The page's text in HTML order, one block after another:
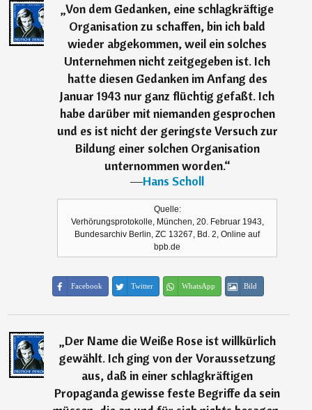
„Von dem Gedanken, eine schlagkräftige
Organisation zu schaffen, bin ich bald
wieder abgekommen, weil ein solches
Unternehmen nicht zeitgegeben ist. Ich
hatte diesen Gedanken im Anfang des
Januar 1943 nur ganz flüchtig gefaßt. Ich
habe darüber mit niemanden gesprochen
und es ist nicht der geringste Versuch zur
Bildung einer solchen Organisation
unternommen worden.“
―Hans Scholl
Quelle:
Verhörungsprotokolle, München, 20. Februar 1943,
Bundesarchiv Berlin, ZC 13267, Bd. 2, Online auf
bpb.de
Facebook Twitter WhatsApp Bild
„Der Name die Weiße Rose ist willkürlich
gewählt. Ich ging von der Voraussetzung
aus, daß in einer schlagkräftigen
Propaganda gewisse feste Begriffe da sein